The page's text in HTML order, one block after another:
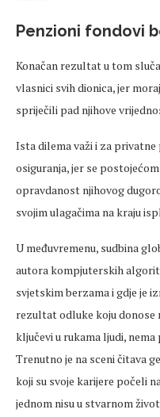
Penzioni fondovi
Konačan rezultat u tom
vlasnici svih dionica, jer
spriječili pad njihove
Ista dilema važi i za
osiguranja, jer se
opravdanost njihovog
svojim ulagačima na kraju
U međuvremenu, sudbina
autora kompjuterskih
svjetskim berzama i gdje je
rezultat odluke koju donose
ključevi u rukama ljudi,
Trenutno je na sceni čitava
koji su svoje karijere počeli
jednom nisu u stvarnom